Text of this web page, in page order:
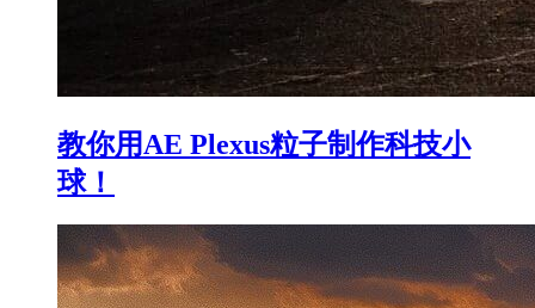
教你用AE Plexus粒子制作科技小
球！